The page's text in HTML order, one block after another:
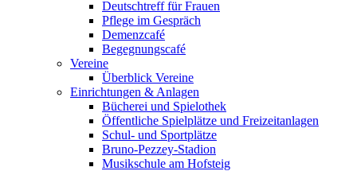
Deutschtreff für Frauen
Pflege im Gespräch
Demenzcafé
Begegnungscafé
Vereine
Überblick Vereine
Einrichtungen & Anlagen
Bücherei und Spielothek
Öffentliche Spielplätze und Freizeitanlagen
Schul- und Sportplätze
Bruno-Pezzey-Stadion
Musikschule am Hofsteig